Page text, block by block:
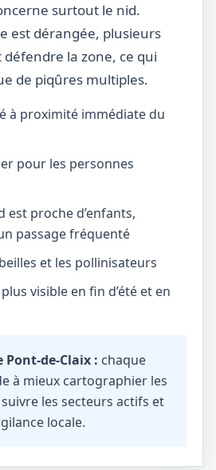
surtout le nid.
est dérangée, plusieurs
la zone, ce qui
de piqûres multiples.
à proximité immédiate du
pour les personnes
est proche d’enfants,
passage fréquenté
et les pollinisateurs
visible en fin d’été et en
Pont-de-Claix : chaque
à mieux cartographier les
les secteurs actifs et
locale.